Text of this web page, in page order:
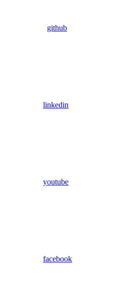
github
linkedin
youtube
facebook